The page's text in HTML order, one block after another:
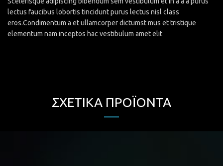
lectus faucibus lobortis tincidunt purus lectus nisl class
eros.Condimentum a et ullamcorper dictumst mus et tristique
elementum nam inceptos hac vestibulum amet elit
ΣΧΕΤΙΚΆ ΠΡΟΪΌΝΤΑ